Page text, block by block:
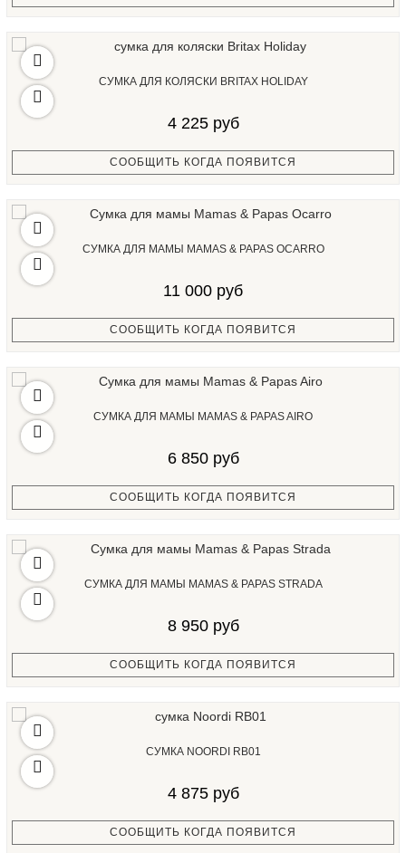
СУМКА ДЛЯ КОЛЯСКИ BRITAX HOLIDAY
4 225 руб
СООБЩИТЬ КОГДА ПОЯВИТСЯ
СУМКА ДЛЯ МАМЫ MAMAS & PAPAS OCARRO
11 000 руб
СООБЩИТЬ КОГДА ПОЯВИТСЯ
СУМКА ДЛЯ МАМЫ MAMAS & PAPAS AIRO
6 850 руб
СООБЩИТЬ КОГДА ПОЯВИТСЯ
СУМКА ДЛЯ МАМЫ MAMAS & PAPAS STRADA
8 950 руб
СООБЩИТЬ КОГДА ПОЯВИТСЯ
СУМКА NOORDI RB01
4 875 руб
СООБЩИТЬ КОГДА ПОЯВИТСЯ